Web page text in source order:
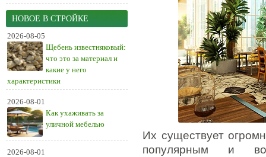
НОВОЕ В СТРОЙКЕ
2026-08-05
Щебень известняковый:
что это за материал и
какие у него
характеристики
2026-08-01
Как ухаживать за
уличной мебелью
2026-08-01
Их существует
популярным и